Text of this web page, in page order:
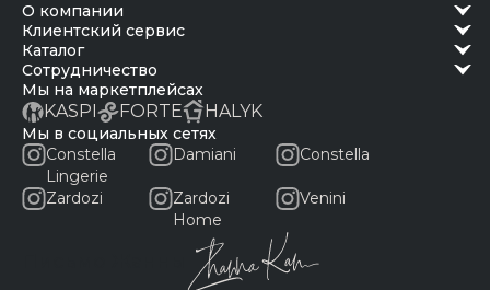
о компании
клиентский сервис
каталог
сотрудничество
Мы на маркетплейсах
KASPI FORTE HALYK
Мы в социальных сетях
Constella
Lingerie
Damiani Constella
Zardozi
Zardozi
Home
Venini